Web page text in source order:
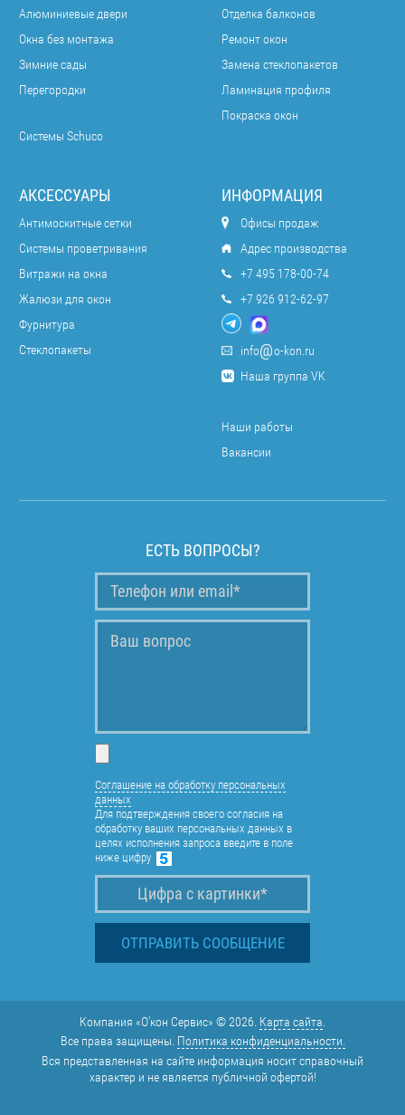
Алюминиевые двери
Окна без монтажа
Зимние сады
Перегородки
Системы Schuco
Отделка балконов
Ремонт окон
Замена стеклопакетов
Ламинация профиля
Покраска окон
АКСЕССУАРЫ
Антимоскитные сетки
Системы проветривания
Витражи на окна
Жалюзи для окон
Фурнитура
Стеклопакеты
ИНФОРМАЦИЯ
Офисы продаж
Адрес производства
+7 495 178-00-74
+7 926 912-62-97
info
o-kon.ru
Наша группа VK
Наши работы
Вакансии
ЕСТЬ ВОПРОСЫ?
Соглашение на обработку персональных
данных
Для подтверждения своего согласия на
обработку ваших персональных данных в
целях исполнения запроса введите в поле
ниже цифру
Компания «О'кон Сервис» © 2026. Карта сайта
Все права защищены. Политика конфиденциальности.
Вся представленная на сайте информация носит справочный
характер и не является публичной офертой!